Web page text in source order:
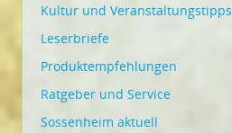
Kultur und Veranstaltungstipps
Leserbriefe
Produktempfehlungen
Ratgeber und Service
Sossenheim aktuell